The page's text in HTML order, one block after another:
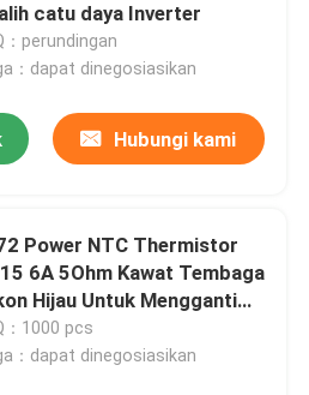
catu daya Inverter
：perundingan
：dapat dinegosiasikan
Hubungi kami
Power NTC Thermistor
6A 5Ohm Kawat Tembaga
Hijau Untuk Mengganti
Listrik
：1000 pcs
：dapat dinegosiasikan